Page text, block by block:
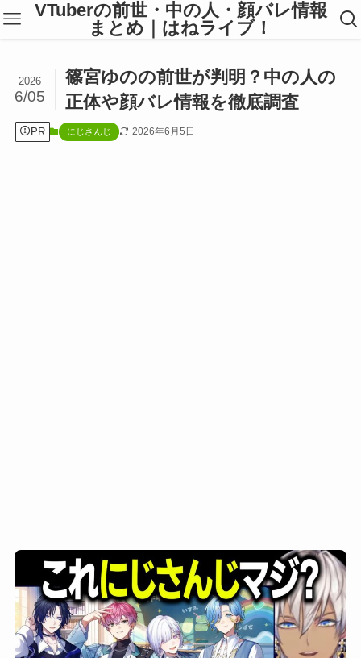
VTuberの前世・中の人・顔バレ情報
まとめ｜はねライブ！
篠宮ゆのの前世が判明？中の人の
正体や顔バレ情報を徹底調査
2026
6/05
PR にじさんじ 2026年6月5日